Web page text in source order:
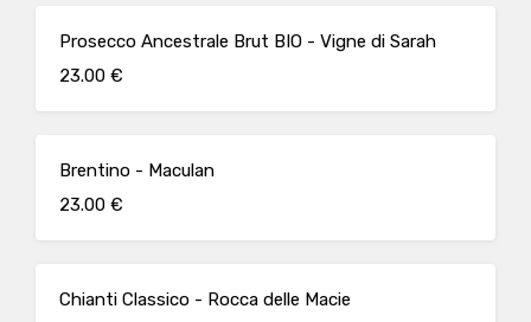
Prosecco Ancestrale Brut BIO - Vigne di Sarah
23.00 €
Brentino - Maculan
23.00 €
Chianti Classico - Rocca delle Macie